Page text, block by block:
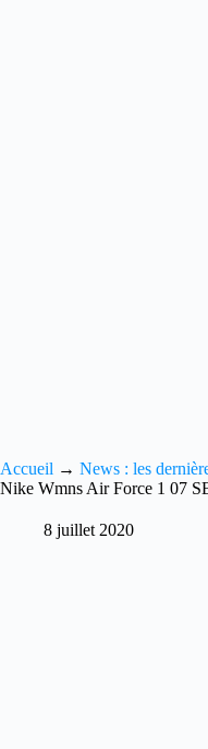
Accueil → News : les
Nike Wmns Air Force 1 07
8 juillet 2020